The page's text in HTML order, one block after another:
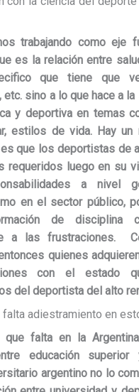
trabajando como eje
es la relación entre
que
tiene que
etc. sino a lo que hace a la
y deportiva en temas
estilos de vida. Hay un
que los deportistas de
requeridos luego en su
a nivel
en el sector público,
de disciplina
a las frustraciones.
quienes
con el estado
del deportista del alto
falta adiestramiento en
que falta en la
educación
argentino no lo